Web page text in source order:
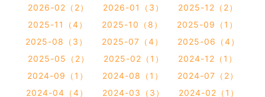
2026-02（2）
2026-01（3）
2025-12（2）
2025-11（4）
2025-10（8）
2025-09（1）
2025-08（3）
2025-07（4）
2025-06（4）
2025-05（2）
2025-02（1）
2024-12（1）
2024-09（1）
2024-08（1）
2024-07（2）
2024-04（4）
2024-03（3）
2024-02（1）